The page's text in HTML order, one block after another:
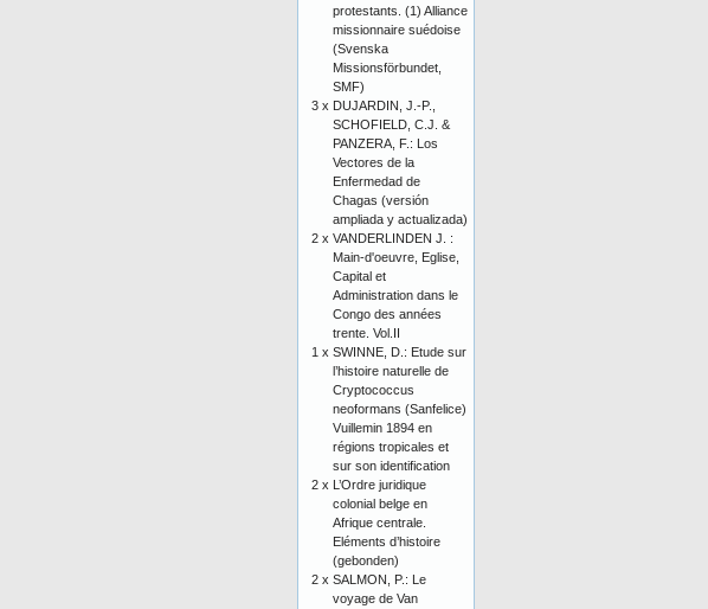
protestants. (1) Alliance
missionnaire suédoise
(Svenska
Missionsförbundet,
SMF)
3 x DUJARDIN, J.-P.,
SCHOFIELD, C.J. &
PANZERA, F.: Los
Vectores de la
Enfermedad de
Chagas (versión
ampliada y actualizada)
2 x VANDERLINDEN J. :
Main-d'oeuvre, Eglise,
Capital et
Administration dans le
Congo des années
trente. Vol.II
1 x SWINNE, D.: Etude sur
l’histoire naturelle de
Cryptococcus
neoformans (Sanfelice)
Vuillemin 1894 en
régions tropicales et
sur son identification
2 x L’Ordre juridique
colonial belge en
Afrique centrale.
Eléments d’histoire
(gebonden)
2 x SALMON, P.: Le
voyage de Van